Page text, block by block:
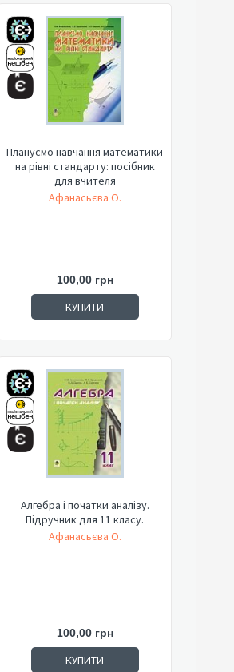
Плануємо навчання математики
на рівні стандарту: посібник
для вчителя
Афанасьєва О.
100,00 грн
КУПИТИ
Алгебра і початки аналізу.
Підручник для 11 класу.
Афанасьєва О.
100,00 грн
КУПИТИ